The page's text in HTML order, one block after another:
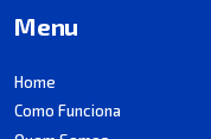
Menu
Home
Como Funciona